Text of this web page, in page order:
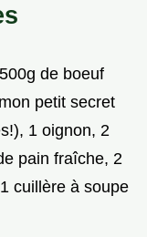
de boeuf
petit secret
1 oignon, 2
pain fraîche, 2
cuillère à soupe